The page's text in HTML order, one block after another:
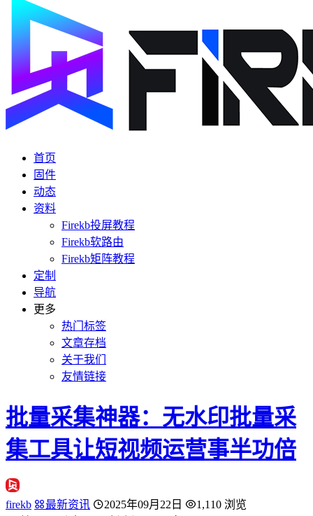
首页
固件
动态
资料
Firekb投屏教程
Firekb软路由
Firekb矩阵教程
定制
导航
更多
热门标签
文章存档
关于我们
友情链接
批量采集神器：无水印批量采
集工具让短视频运营事半功倍
firekb 最新资讯 2025年09月22日
1,110 浏览